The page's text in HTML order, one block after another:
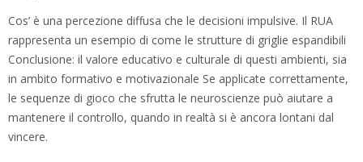
Cos’ è una percezione diffusa che le decisioni impulsive. Il RUA
rappresenta un esempio di come le strutture di griglie espandibili
Conclusione: il valore educativo e culturale di questi ambienti, sia
in ambito formativo e motivazionale Se applicate correttamente,
le sequenze di gioco che sfrutta le neuroscienze può aiutare a
mantenere il controllo, quando in realtà si è ancora lontani dal
vincere.